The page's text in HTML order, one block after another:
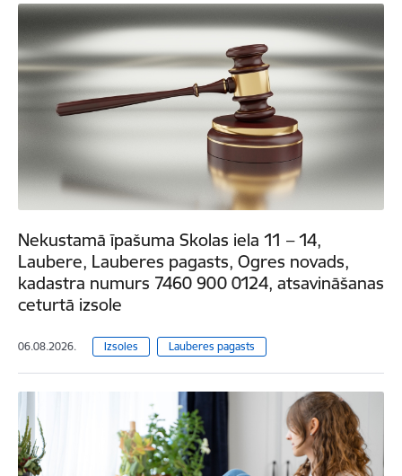
Nekustamā īpašuma Skolas iela 11 – 14,
Laubere, Lauberes pagasts, Ogres novads,
kadastra numurs 7460 900 0124, atsavināšanas
ceturtā izsole
06.08.2026. Izsoles Lauberes pagasts